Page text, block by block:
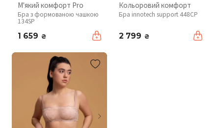
М'який комфорт Pro
Бра з формованою чашкою
134SP
1 659 ₴
Кольоровий комфорт
Бра innotech support 448CP
2 799 ₴